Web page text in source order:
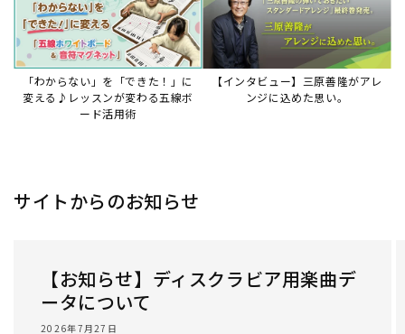
2026年7月27日
本件は、ディスクラビアをヤマハミュージックデー
タショップと接続してご利用いただいているお客
様への重要なお知らせです。